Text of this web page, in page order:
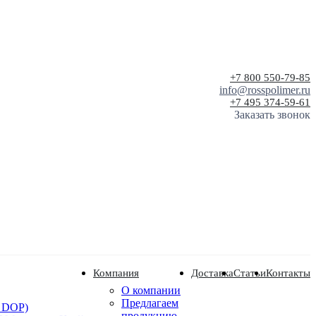
+7 800 550-79-85
info@rosspolimer.ru
+7 495 374-59-61
Заказать звонок
Компания
О компании
Предлагаем
ДоставкаСтатьиКонтакты